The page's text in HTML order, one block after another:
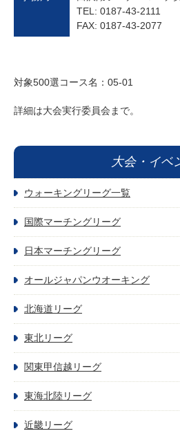
TEL: 0187-43-2111
FAX: 0187-43-2077
対象500選コース名：05-01
詳細は大会実行委員会まで。
大会・イベ
ウォーキングリーグ一覧
国際マーチングリーグ
日本マーチングリーグ
オールジャパンウオーキング
北海道リーグ
東北リーグ
関東甲信越リーグ
東海北陸リーグ
近畿リーグ